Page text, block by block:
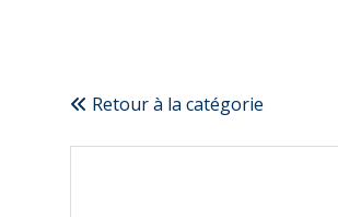
Retour à la catégorie